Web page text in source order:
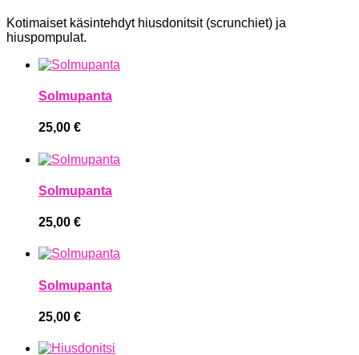
Kotimaiset käsintehdyt hiusdonitsit (scrunchiet) ja
hiuspompulat.
Solmupanta
25,00 €
Solmupanta
25,00 €
Solmupanta
25,00 €